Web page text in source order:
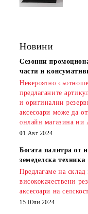
Новини
Сезонни
части и
Невероятно
предлаганите
и оригинални
аксесоари може да
онлайн магазина ни
01 Авг 2024
Богата палитра от
земеделска техника
Предлагаме на
висококачествени
аксесоари на
15 Юли 2024